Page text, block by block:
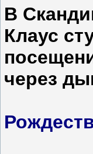
В
Клаус
через